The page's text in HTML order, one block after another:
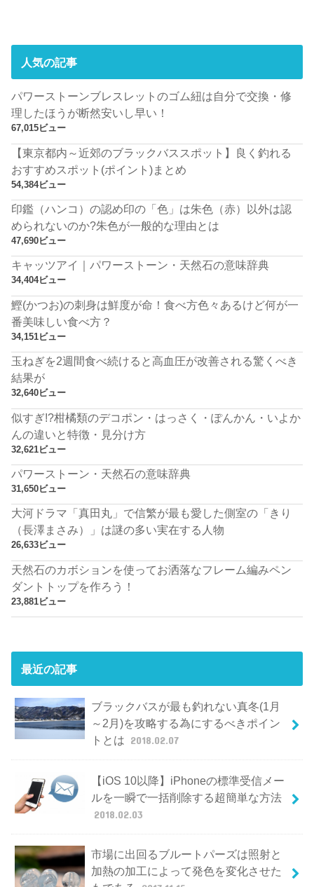
人気の記事
パワーストーンブレスレットのゴム紐は自分で交換・修
理したほうが断然安いし早い！
67,015ビュー
【東京都内～近郊のブラックバススポット】良く釣れる
おすすめスポット(ポイント)まとめ
54,384ビュー
印鑑（ハンコ）の認め印の「色」は朱色（赤）以外は認
められないのか?朱色が一般的な理由とは
47,690ビュー
キャッツアイ｜パワーストーン・天然石の意味辞典
34,404ビュー
鰹(かつお)の刺身は鮮度が命！食べ方色々あるけど何が一
番美味しい食べ方？
34,151ビュー
玉ねぎを2週間食べ続けると高血圧が改善される驚くべき
結果が
32,640ビュー
似すぎ!?柑橘類のデコポン・はっさく・ぽんかん・いよか
んの違いと特徴・見分け方
32,621ビュー
パワーストーン・天然石の意味辞典
31,650ビュー
大河ドラマ「真田丸」で信繁が最も愛した側室の「きり
（長澤まさみ）」は謎の多い実在する人物
26,633ビュー
天然石のカボションを使ってお洒落なフレーム編みペン
ダントトップを作ろう！
23,881ビュー
最近の記事
ブラックバスが最も釣れない真冬(1月
～2月)を攻略する為にするべきポイン
トとは 2018.02.07
【iOS 10以降】iPhoneの標準受信メー
ルを一瞬で一括削除する超簡単な方法
2018.02.03
市場に出回るブルートパーズは照射と
加熱の加工によって発色を変化させた